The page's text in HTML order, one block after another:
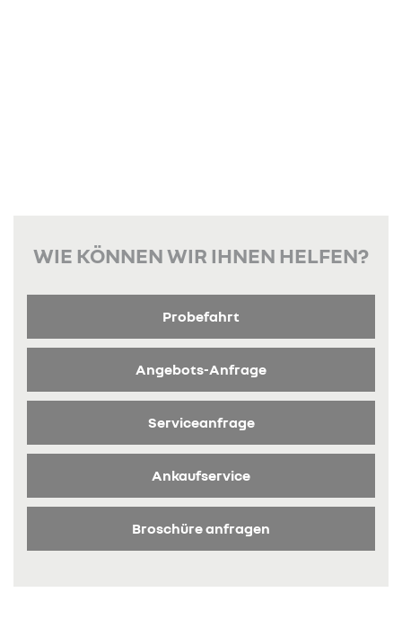
WIE KÖNNEN WIR IHNEN HELFEN?
Probefahrt
Angebots-Anfrage
Serviceanfrage
Ankaufservice
Broschüre anfragen